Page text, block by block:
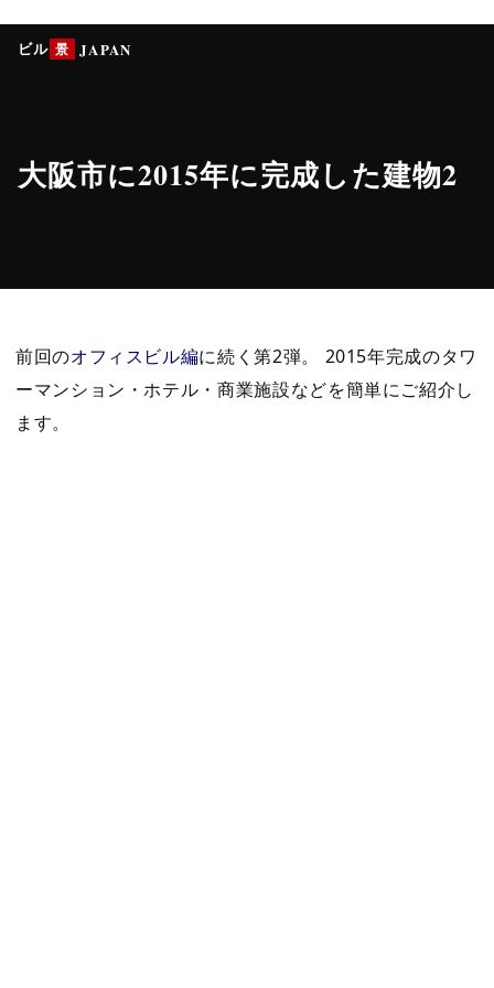
ビル 景 JAPAN
大阪市に2015年に完成した建物2
前回のオフィスビル編に続く第2弾。 2015年完成のタワ
ーマンション・ホテル・商業施設などを簡単にご紹介し
ます。